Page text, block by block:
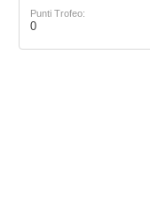
Punti Trofeo:
0